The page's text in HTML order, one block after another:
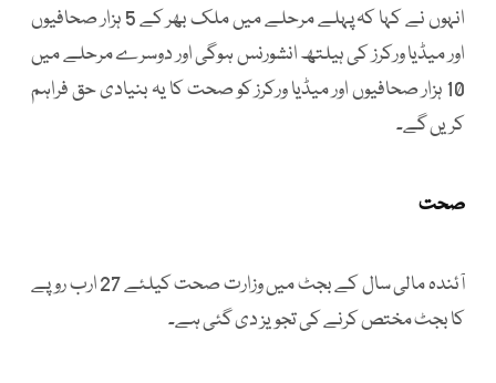
انہوں نے کہا کہ پہلے مرحلے میں ملک بھر کے 5 ہزار صحافیوں
اور میڈیا ورکرز کی ہیلتھ انشورنس ہوگی اور دوسرے مرحلے میں
10 ہزار صحافیوں اور میڈیا ورکرز کو صحت کا یہ بنیادی حق فراہم
کریں گے۔
صحت
آئندہ مالی سال کے بجٹ میں وزارت صحت کیلئے 27 ارب روپے
کا بجٹ مختص کرنے کی تجویز دی گئی ہے۔